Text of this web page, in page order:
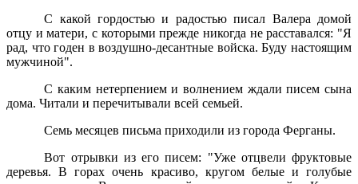
С какой гордостью и радостью писал Валера домой
отцу и матери, с которыми прежде никогда не расставался: "Я
рад, что годен в воздушно-десантные войска. Буду настоящим
мужчиной".
С каким нетерпением и волнением ждали писем сына
дома. Читали и перечитывали всей семьей.
Семь месяцев письма приходили из города Ферганы.
Вот отрывки из его писем: "Уже отцвели фруктовые
деревья. В горах очень красиво, кругом белые и голубые